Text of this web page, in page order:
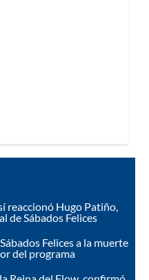
reaccionó Hugo Patiño,
de Sábados Felices
Felices a la muerte
del programa